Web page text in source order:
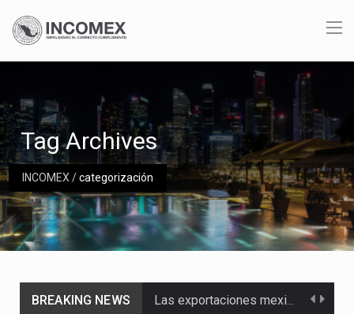
INCOMEX/categorización
Tag Archives
BREAKING NEWS Las exportaciones mexicanas de vehículos ligeros disminuyeron 9.67 % en julio a tasa anual, alcanzando…